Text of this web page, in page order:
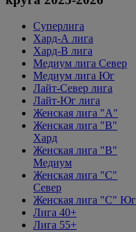
Суперлига
Хард-А лига
Хард-В лига
Медиум лига Север
Медиум лига Юг
Лайт-Север лига
Лайт-Юг лига
Женская лига "А"
Женская лига "В"
Хард
Женская лига "В"
Медиум
Женская лига "C"
Север
Женская лига "C" Юг
Лига 40+
Лига 55+